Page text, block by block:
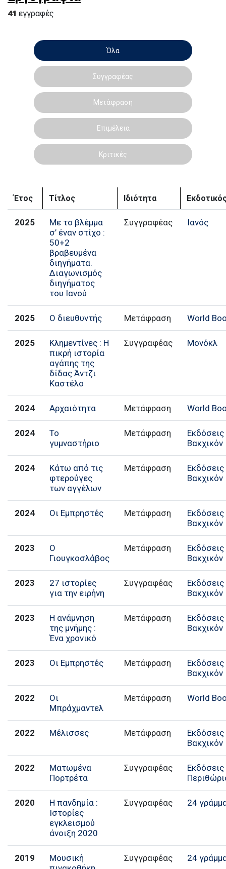
41 εγγραφές
Όλα
Συγγραφέας
Μετάφραση
Επιμέλεια
Κριτικές
Έτος Τίτλος Ιδιότητα
2025
Με το βλέμμα
σ’ έναν στίχο :
50+2
βραβευμένα
διηγήματα.
Διαγωνισμός
διηγήματος
του Ιανού
Συγγραφέας Ιανός
2025 Ο διευθυντής Μετάφραση World
2025
Κλημεντίνες : Η
πικρή ιστορία
αγάπης της
δίδας Άντζι
Καστέλο
Συγγραφέας Μονόκλ
2024 Αρχαιότητα Μετάφραση World
2024
Το
γυμναστήριο
Μετάφραση
Εκδόσεις
Βακχικόν
2024
Κάτω από τις
φτερούγες
των αγγέλων
Μετάφραση
Εκδόσεις
Βακχικόν
2024 Οι Εμπρηστές Μετάφραση
Εκδόσεις
Βακχικόν
2023
Ο
Γιουγκοσλάβος
Μετάφραση
Εκδόσεις
Βακχικόν
2023
27 ιστορίες
για την ειρήνη
Συγγραφέας
Εκδόσεις
Βακχικόν
2023
Η ανάμνηση
της μνήμης :
Ένα χρονικό
Μετάφραση
Εκδόσεις
Βακχικόν
2023 Οι Εμπρηστές Μετάφραση
Εκδόσεις
Βακχικόν
2022
Οι
Μπράχμαντελ
Μετάφραση World
2022 Μέλισσες Μετάφραση
Εκδόσεις
Βακχικόν
2022
Ματωμένα
Πορτρέτα
Συγγραφέας
2020
Η πανδημία :
Ιστορίες
εγκλεισμού
άνοιξη 2020
Συγγραφέας 24
2019
Μουσική
Συγγραφέας 24